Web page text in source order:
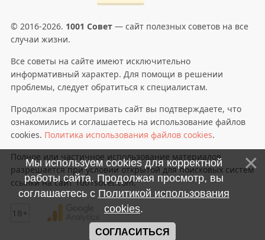
© 2016-2026. 1001 Совет— сайт полезных советов на все
случаи жизни.
Все советы на сайте имеют исключительно
информативный характер. Для помощи в решении
проблемы, следует обратиться к специалистам.
Продолжая просматривать сайт вы подтверждаете, что
ознакомились и соглашаетесь на использование файлов
cookies. Политика использования файлов cookies.
Полное или частичное использование материалов
разрешается при условии открытой для поисковых систем
ссылки на сайт 1001sovet.com.
18+
Мы используем cookies для корректной
работы сайта. Продолжая просмотр, вы
соглашаетесь с Политикой использования
cookies.
СОГЛАСИТЬСЯ